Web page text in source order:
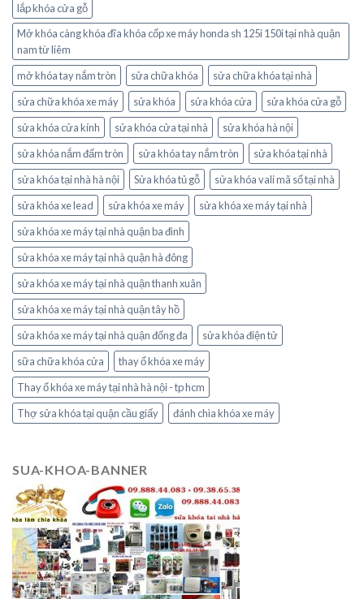
lắp khóa cửa gỗ
Mở khóa càng khóa đĩa khóa cốp xe máy honda sh 125i 150i tại nhà quận
nam từ liêm
mở khóa tay nắm tròn
sửa chữa khóa
sửa chữa khóa tại nhà
sửa chữa khóa xe máy
sửa khóa sửa khóa cửa
sửa khóa cửa gỗ
sửa khóa cửa kính
sửa khóa cửa tại nhà
sửa khóa hà nội
sửa khóa nắm đấm tròn
sửa khóa tay nắm tròn
sửa khóa tại nhà
sửa khóa tại nhà hà nội
Sửa khóa tủ gỗ
sửa khóa vali mã số tại nhà
sửa khóa xe lead
sửa khóa xe máy
sửa khóa xe máy tại nhà
sửa khóa xe máy tại nhà quận ba đình
sửa khóa xe máy tại nhà quận hà đông
sửa khóa xe máy tại nhà quận thanh xuân
sửa khóa xe máy tại nhà quận tây hồ
sửa khóa xe máy tại nhà quận đống đa
sửa khóa điện tử
sữa chữa khóa cửa
thay ổ khóa xe máy
Thay ổ khóa xe máy tại nhà hà nội - tp hcm
Thợ sửa khóa tại quận cầu giấy
đánh chìa khóa xe máy
SUA-KHOA-BANNER